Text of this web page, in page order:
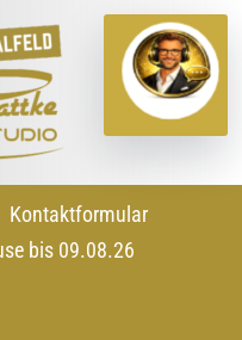
Kontaktformular
bis 09.08.26